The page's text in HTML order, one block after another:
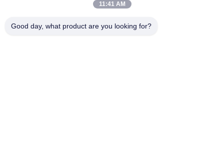
Guangdong Yuhua Playing Cards Co., Ltd. Aggiungi: n. 26
11:41 AM
Good day, what product are you looking for?